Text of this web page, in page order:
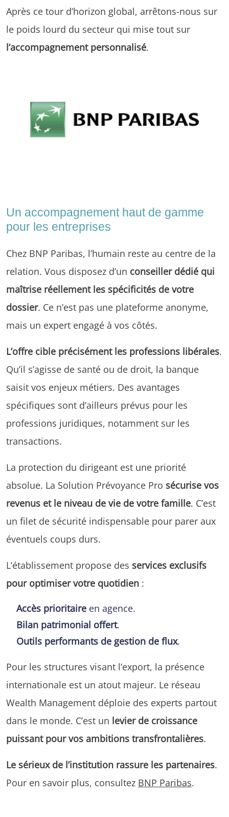
Après ce tour d’horizon global, arrêtons-nous sur
le poids lourd du secteur qui mise tout sur
l’accompagnement personnalisé.
Un accompagnement haut de gamme
pour les entreprises
Chez BNP Paribas, l’humain reste au centre de la
relation. Vous disposez d’un conseiller dédié qui
maîtrise réellement les spécificités de votre
dossier. Ce n’est pas une plateforme anonyme,
mais un expert engagé à vos côtés.
L’offre cible précisément les professions libérales.
Qu’il s’agisse de santé ou de droit, la banque
saisit vos enjeux métiers. Des avantages
spécifiques sont d’ailleurs prévus pour les
professions juridiques, notamment sur les
transactions.
La protection du dirigeant est une priorité
absolue. La Solution Prévoyance Pro sécurise vos
revenus et le niveau de vie de votre famille. C’est
un filet de sécurité indispensable pour parer aux
éventuels coups durs.
L’établissement propose des services exclusifs
pour optimiser votre quotidien :
Accès prioritaire en agence.
Bilan patrimonial offert.
Outils performants de gestion de flux.
Pour les structures visant l’export, la présence
internationale est un atout majeur. Le réseau
Wealth Management déploie des experts partout
dans le monde. C’est un levier de croissance
puissant pour vos ambitions transfrontalières.
Le sérieux de l’institution rassure les partenaires.
Pour en savoir plus, consultez BNP Paribas.